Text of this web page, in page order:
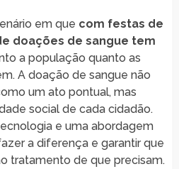
em que com festas de
doações de sangue tem
a população quanto as
A doação de sangue não
um ato pontual, mas
social de cada cidadão.
e uma abordagem
a diferença e garantir que
tratamento de que precisam.